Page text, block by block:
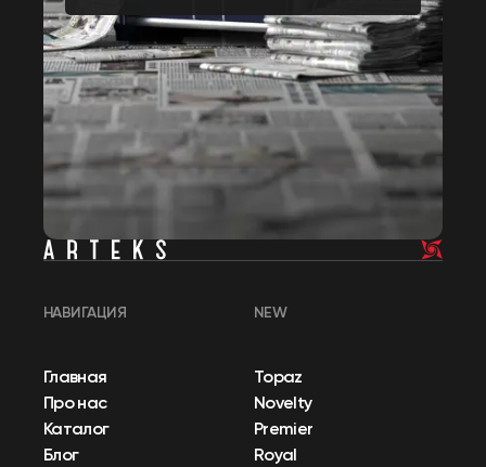
НАВИГАЦИЯ
Главная
Про нас
Каталог
Блог
NEW
Topaz
Novelty
Premier
Royal